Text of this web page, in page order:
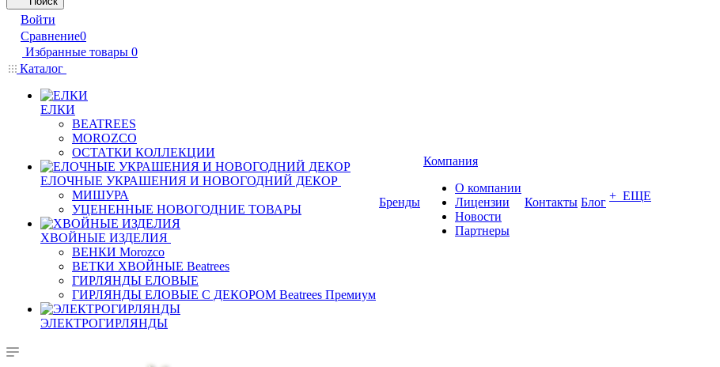
Войти
Сравнение0
Избранные товары 0
Каталог
ЕЛКИ
BEATREES
MOROZCO
ОСТАТКИ КОЛЛЕКЦИИ
ЕЛОЧНЫЕ УКРАШЕНИЯ И НОВОГОДНИЙ ДЕКОР
МИШУРА
УЦЕНЕННЫЕ НОВОГОДНИЕ ТОВАРЫ
ХВОЙНЫЕ ИЗДЕЛИЯ
ВЕНКИ Morozco
ВЕТКИ ХВОЙНЫЕ Beatrees
ГИРЛЯНДЫ ЕЛОВЫЕ
ГИРЛЯНДЫ ЕЛОВЫЕ С ДЕКОРОМ Beatrees Премиум
ЭЛЕКТРОГИРЛЯНДЫ
Бренды
Компания
О компании
Лицензии
Новости
Партнеры
Контакты Блог + ЕЩЕ